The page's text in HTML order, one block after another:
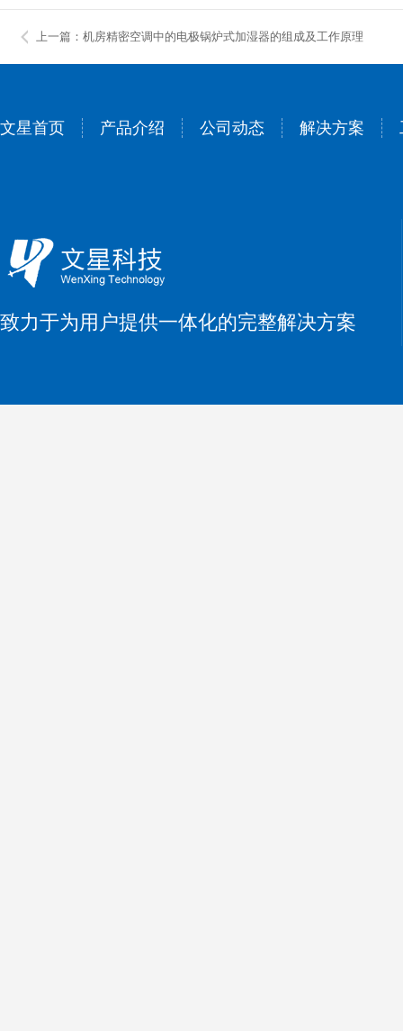
上一篇：机房精密空调中的电极锅炉式加湿器的组成及工作原理
文星首页 产品介绍 公司动态 解决方案
致力于为用户提供一体化的完整解决方案